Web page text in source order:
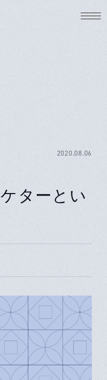
2020.08.06
ターとい